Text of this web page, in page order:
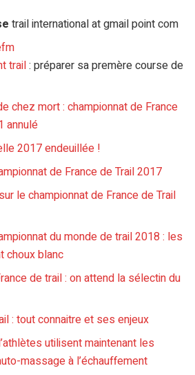
trail international at gmail point com
trail: préparer sa premère course de
chez mort : championnat de France
annulé
2017 endeuillée !
de France de Trail 2017
le championnat de France de Trail
du monde de trail 2018 : les
choux blanc
de trail : on attend la sélectin du
: tout connaitre et ses enjeux
utilisent maintenant les
massage à l’échauffement